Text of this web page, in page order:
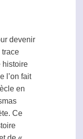
devenir
trace
histoire
l’on fait
en
Ce